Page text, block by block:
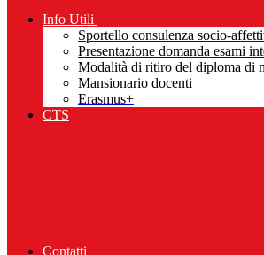
Info Utili
Sportello consulenza socio-
Presentazione domanda esami
Modalità di ritiro del diploma di
Mansionario docenti
Erasmus+
CTS
Contatti